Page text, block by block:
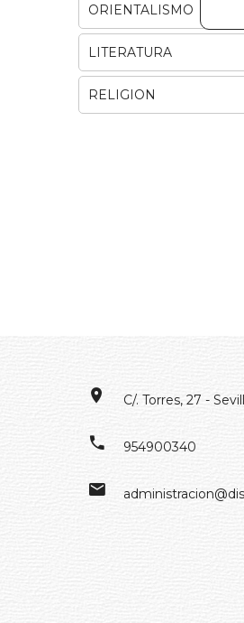
ORIENTALISMO
LITERATURA
RELIGION
C/. Torres, 27 -
954900340